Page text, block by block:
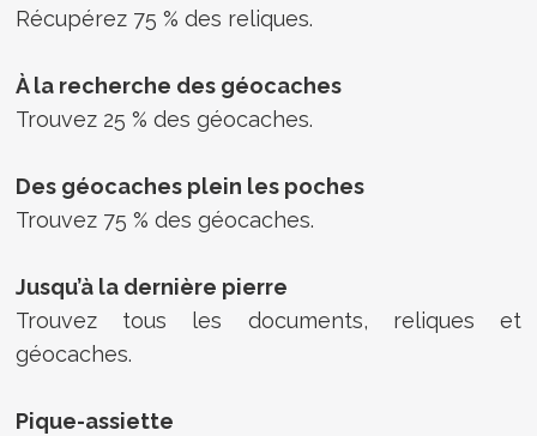
Récupérez 75 % des reliques.
À la recherche des géocaches
Trouvez 25 % des géocaches.
Des géocaches plein les poches
Trouvez 75 % des géocaches.
Jusqu’à la dernière pierre
Trouvez tous les documents, reliques et
géocaches.
Pique-assiette